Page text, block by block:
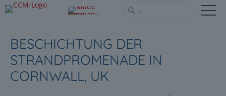
BESCHICHTUNG DER
STRANDPROMENADE IN
CORNWALL, UK